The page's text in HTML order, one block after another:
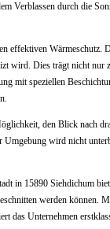
Verblassen durch die
effektiven
wird. Dies trägt nicht
mit speziellen
den Blick nach
wird nicht
in 15890 Siehdichum
werden können.
das Unternehmen